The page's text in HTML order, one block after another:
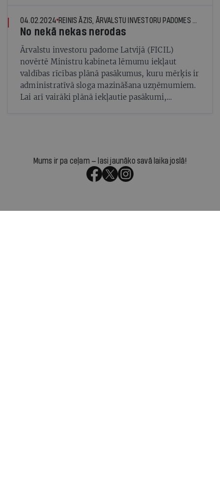
04.02.2024 REINIS ĀZIS, ĀRVALSTU INVESTORU PADOMES LATVIJĀ VALSTS PĀRVALDES REFORMAS DARBA GRUPAS VADĪTĀJS
No nekā nekas nerodas
Ārvalstu investoru padome Latvijā (FICIL)
novērtē Ministru kabineta lēmumu iekļaut
valdības rīcības plānā pasākumus, kuru mērķis ir
administratīvā sloga mazināšana uzņēmumiem.
Lai arī vairāki plānā iekļautie pasākumi,
datus, saskan ar FICIL skatījumu, investorus
māc bažas par šo pasākumu veiksmīgu
realizāciju pēc būtības. Svarīgi ir praktiski
Mums ir pa ceļam — lasi jaunāko savā laika joslā!